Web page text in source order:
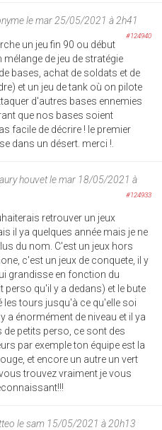
le mar 25/05/2021 à 2h41
#124940
un jeu fin 90 ou début
mélange de jeu de stratégie
bases, achat de soldats et de
et un jeu de tank où on pilote
d'autres bases ennemies
que nos bases soient
facile de décrire ! le premier
dans un désert. merci !.
houvetle mar 18/05/2021 à
#124933
retrouver un jeux
il ya quelques année mais je ne
du nom. C'est un jeux hors
c'est un jeux de conquete, il y
grandisse en fonction du
perso qu'il y a dedans) et le bute
les tours jusqu'à ce qu'elle soi
a énormément de niveau et il ya
de petits perso, ce sont des
par exemple ton équipe est la
et encore un autre un vert
trouvez vraiment je vous
le sam 15/05/2021 à 20h13